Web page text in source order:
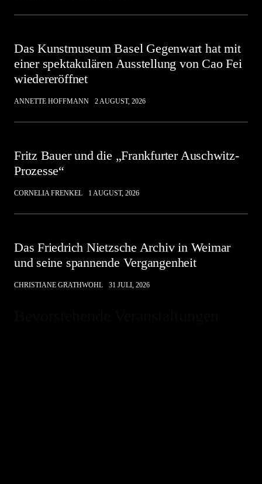
Das Kunstmuseum Basel Gegenwart hat mit
einer spektakulären Ausstellung von Cao Fei
wiedereröffnet
ANNETTE HOFFMANN 2 AUGUST, 2026
Fritz Bauer und die „Frankfurter Auschwitz-
Prozesse“
CORNELIA FRENKEL 1 AUGUST, 2026
Das Friedrich Nietzsche Archiv in Weimar
und seine spannende Vergangenheit
CHRISTIANE GRATHWOHL 31 JULI, 2026